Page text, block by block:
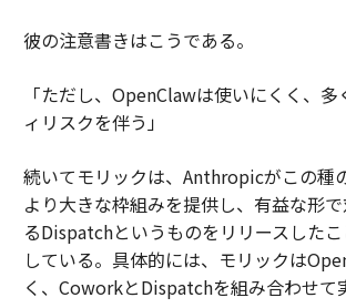
彼の注意書きはこうである。
「ただし、OpenClawは使いにくく、
ィリスクを伴う」
続いてモリックは、Anthropicがこの種
より大きな枠組みを提供し、有益な形
るDispatchというものをリリースした
している。具体的には、モリックは
く、CoworkとDispatchを組み合わせて